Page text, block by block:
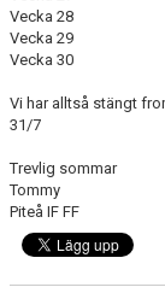
KONTAKT
Vecka 28
Vecka 29
Vecka 30
Vi har alltså stängt
31/7
Trevlig sommar
Tommy
Piteå IF FF